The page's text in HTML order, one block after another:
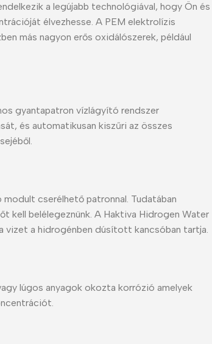
a legújabb technológiával, hogy Ön és
élvezhesse. A PEM elektrolízis
más nagyon erős oxidálószerek, például
gyantapatron vízlágyító rendszer
és automatikusan kiszűri az összes
cserélhető patronnal. Tudatában
kell belélegeznünk. A Haktiva Hidrogen Water
vizet a hidrogénben dúsított kancsóban tartja.
lúgos anyagok okozta korrózió amelyek